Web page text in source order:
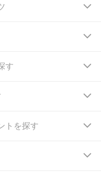
す
トを探す